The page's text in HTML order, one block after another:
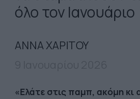
όλο τον Ιανουάριο
ΑΝΝΑ ΧΑΡΙΤΟΥ
«Ελάτε στις παμπ, ακόμη κι